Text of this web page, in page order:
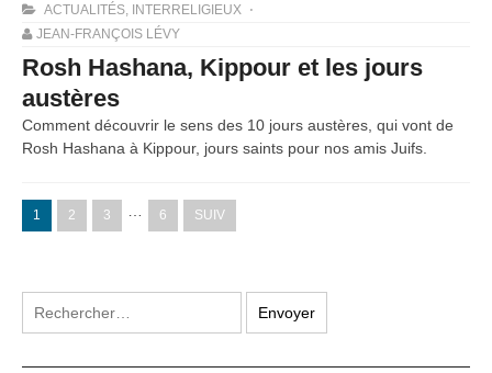
ACTUALITÉS, INTERRELIGIEUX
JEAN-FRANÇOIS LÉVY
Rosh Hashana, Kippour et les jours
austères
Comment découvrir le sens des 10 jours austères, qui vont de
Rosh Hashana à Kippour, jours saints pour nos amis Juifs.
1 2 3 6 SUIV